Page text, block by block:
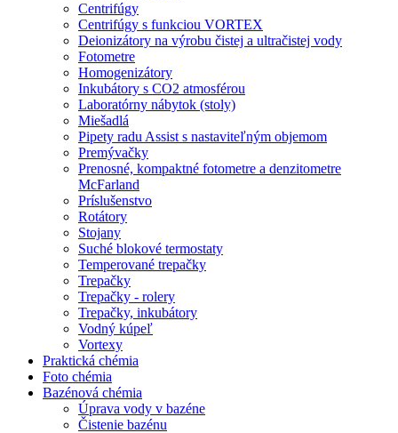
Centrifúgy
Centrifúgy s funkciou VORTEX
Deionizátory na výrobu čistej a ultračistej vody
Fotometre
Homogenizátory
Inkubátory s CO2 atmosférou
Laboratórny nábytok (stoly)
Miešadlá
Pipety radu Assist s nastaviteľným objemom
Premývačky
Prenosné, kompaktné fotometre a denzitometre
McFarland
Príslušenstvo
Rotátory
Stojany
Suché blokové termostaty
Temperované trepačky
Trepačky
Trepačky - rolery
Trepačky, inkubátory
Vodný kúpeľ
Vortexy
Praktická chémia
Foto chémia
Bazénová chémia
Úprava vody v bazéne
Čistenie bazénu